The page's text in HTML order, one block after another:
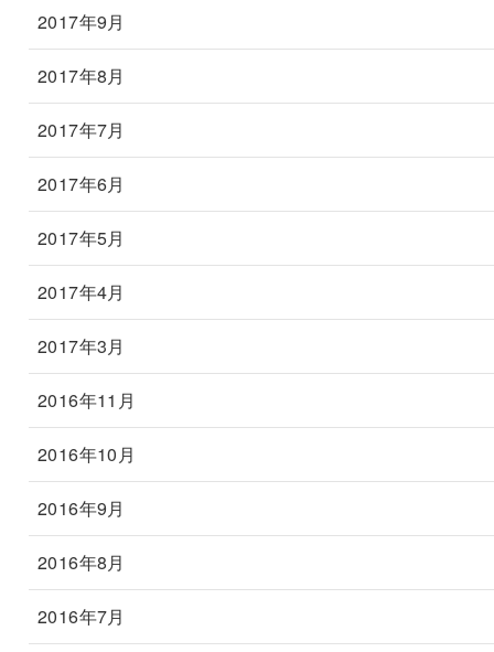
2017年9月
2017年8月
2017年7月
2017年6月
2017年5月
2017年4月
2017年3月
2016年11月
2016年10月
2016年9月
2016年8月
2016年7月